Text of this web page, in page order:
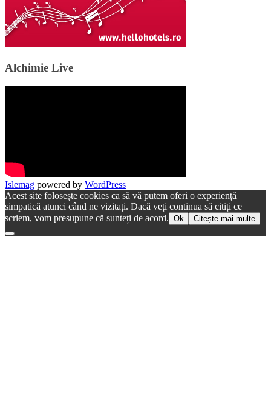
Alchimie Live
Islemag powered by WordPress
Acest site folosește cookies ca să vă putem oferi o experiență
simpatică atunci când ne vizitați. Dacă veți continua să citiți ce
scriem, vom presupune că sunteți de acord. Ok Citește mai multe